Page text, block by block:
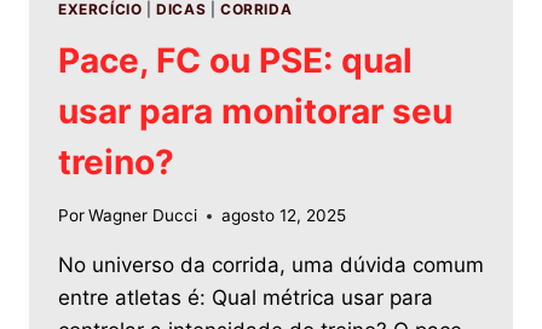
EXERCÍCIO |DICAS CORRIDA
Pace, FC ou PSE: qual
usar para monitorar seu
treino?
PorWagner Ducci agosto 12, 2025
No universo da corrida, uma dúvida comum
entre atletas é: Qual métrica usar para